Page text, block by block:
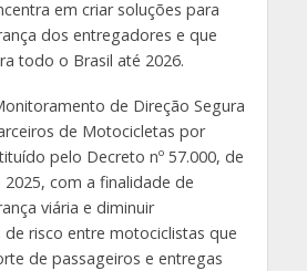
em criar soluções para
dos entregadores e que
todo o Brasil até 2026.
de Direção Segura
de Motocicletas por
pelo Decreto nº 57.000, de
com a finalidade de
viária e diminuir
risco entre motociclistas que
de passageiros e entregas